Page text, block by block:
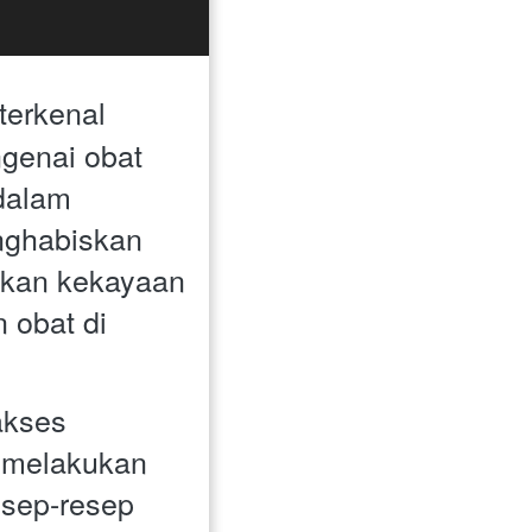
obat
kekayaan
obat di
resep